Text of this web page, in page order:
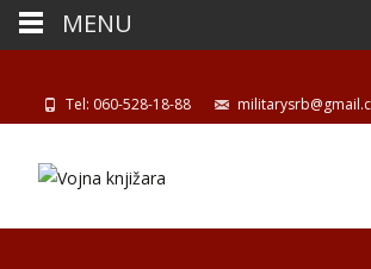
Tel: 060-528-18-88
MENU